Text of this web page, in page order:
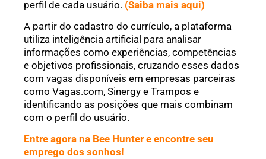
perfil de cada usuário. (Saiba mais aqui)
A partir do cadastro do currículo, a plataforma
utiliza inteligência artificial para analisar
informações como experiências, competências
e objetivos profissionais, cruzando esses dados
com vagas disponíveis em empresas parceiras
como Vagas.com, Sinergy e Trampos e
identificando as posições que mais combinam
com o perfil do usuário.
Entre agora na Bee Hunter e encontre seu
emprego dos sonhos!